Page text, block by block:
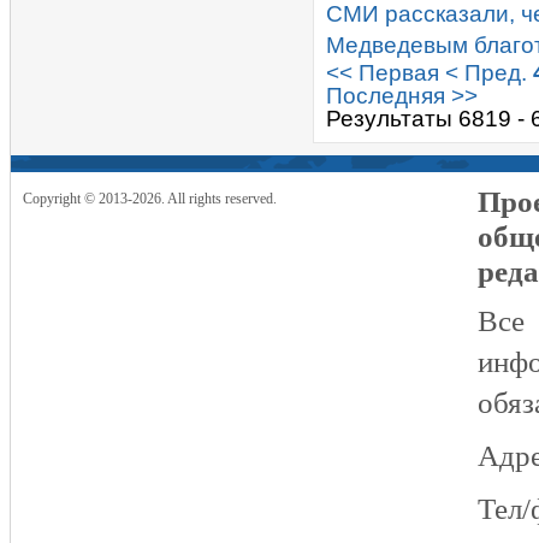
СМИ рассказали,
Медведевым
<< Первая < Пред.
Последняя >>
Результаты 6819 -
Copyright © 2013-2026. All rights reserved.